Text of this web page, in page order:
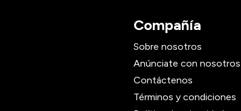
Compañía
Sobre nosotros
Anúnciate con nosotros
Contáctenos
Términos y condiciones